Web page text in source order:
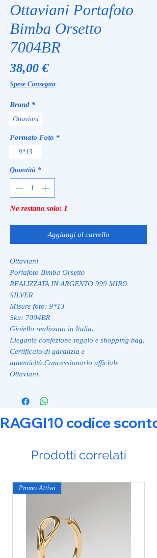
Ottaviani Portafoto
Bimba Orsetto
7004BR
38,00 €Prezzo
Spese Consegna
Brand *
Ottaviani
Formato Foto *
9*13
Quantità *
Ne restano solo: 1
Aggiungi al carrello
Ottaviani
Portafoto Bimba Orsetto
REALIZZATA IN ARGENTO 999 MIRO
SILVER
Misure foto: 9*13
Sku: 7004BR
Gioiello realizzato in Italia.
Elegante confezione regalo e shopping bag.
Certificato di garanzia e
autenticità.Concessionario ufficiale
Ottaviani.
RAGGI10 codice
Prodotti correlati
Promo Attiva